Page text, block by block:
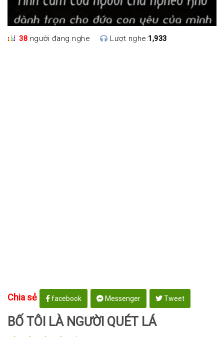
38 người đang nghe Lượt nghe:1,933
Chia sẻ facebook Messenger Tweet
BỐ TÔI LÀ NGƯỜI QUÉT LÁ